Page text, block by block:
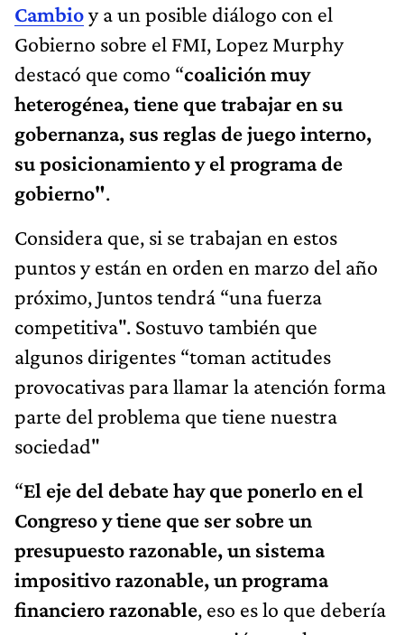
Cambioy a un posible diálogo con el
Gobierno sobre el FMI, Lopez Murphy
destacó que como “coalición muy
heterogénea, tiene que trabajar en su
gobernanza, sus reglas de juego interno,
su posicionamiento y el programa de
gobierno".
Considera que, si se trabajan en estos
puntos y están en orden en marzo del año
próximo, Juntos tendrá “una fuerza
competitiva". Sostuvo también que
algunos dirigentes “toman actitudes
provocativas para llamar la atención forma
parte del problema que tiene nuestra
sociedad"
“El eje del debate hay que ponerlo en el
Congreso y tiene que ser sobre un
presupuesto razonable, un sistema
impositivo razonable, un programa
financiero razonable, eso es lo que debería